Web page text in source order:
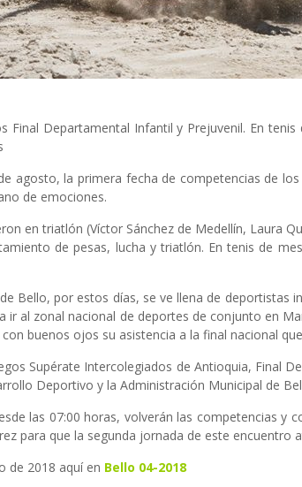
Final Departamental Infantil y Prejuvenil. En
agosto, la primera fecha de competencias de
de emociones.
en triatlón (Víctor Sánchez de Medellín, Laura
de pesas, lucha y triatlón. En tenis de
Bello, por estos días, se ve llena de
ir al zonal nacional de deportes de conjunto en
buenos ojos su asistencia a la final nacional
Supérate Intercolegiados de Antioquia,
Deportivo y la Administración Municipal de
las 07:00 horas, volverán las competencias
para que la segunda jornada de este
de 2018 aquí en Bello 04-2018